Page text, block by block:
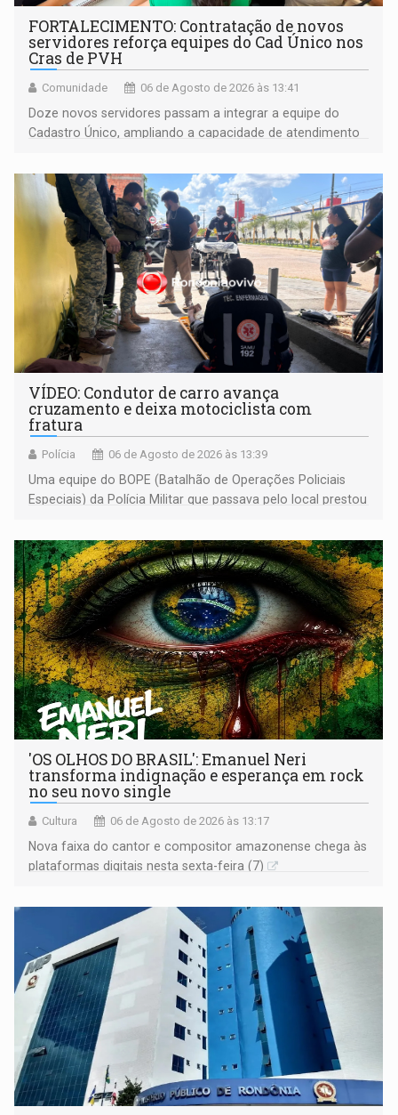
FORTALECIMENTO: Contratação de novos
servidores reforça equipes do Cad Único nos
Cras de PVH
Comunidade 06 de Agosto de 2026 às 13:41
Doze novos servidores passam a integrar a equipe do
Cadastro Único, ampliando a capacidade de atendimento
VÍDEO: Condutor de carro avança
cruzamento e deixa motociclista com
fratura
Polícia 06 de Agosto de 2026 às 13:39
Uma equipe do BOPE (Batalhão de Operações Policiais
Especiais) da Polícia Militar que passava pelo local prestou
'OS OLHOS DO BRASIL': Emanuel Neri
transforma indignação e esperança em rock
no seu novo single
Cultura 06 de Agosto de 2026 às 13:17
Nova faixa do cantor e compositor amazonense chega às
plataformas digitais nesta sexta-feira (7)